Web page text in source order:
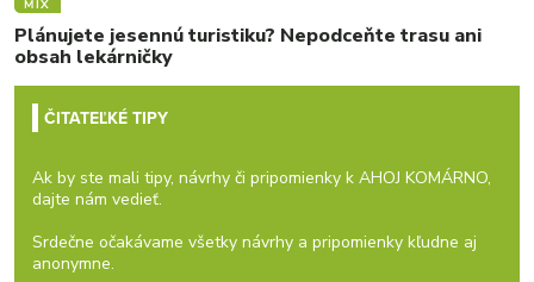
MIX
Plánujete jesennú turistiku? Nepodceňte trasu ani
obsah lekárničky
ČITATEĽKÉ TIPY
Ak by ste mali tipy, návrhy či pripomienky k AHOJ KOMÁRNO,
dajte nám vedieť.
Srdečne očakávame všetky návrhy a pripomienky kľudne aj
anonymne.